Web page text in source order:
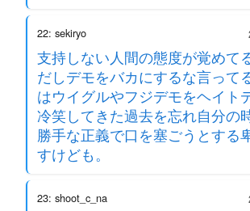
22: sekiryo
支持しない人間の態度が覚めて
だしデモをバカにするな言って
はウイグルやフジデモをヘイト
冷笑してきた過去を忘れ自分の
勝手な正義で口を塞ごうとする
すけども。
23: shoot_c_na